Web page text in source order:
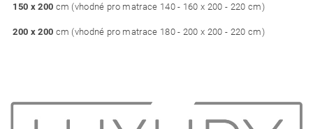
150 x 200 cm (vhodné pro matrace 140 - 160 x 200 - 220 cm)
200 x 200 cm (vhodné pro matrace 180 - 200 x 200 - 220 cm)